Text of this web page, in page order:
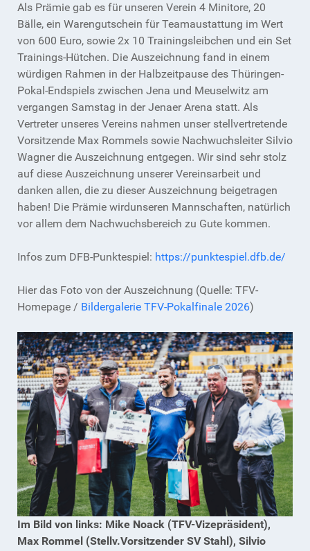
Als Prämie gab es für unseren Verein 4 Minitore, 20
Bälle, ein Warengutschein für Teamaustattung im Wert
von 600 Euro, sowie 2x 10 Trainingsleibchen und ein Set
Trainings-Hütchen. Die Auszeichnung fand in einem
würdigen Rahmen in der Halbzeitpause des Thüringen-
Pokal-Endspiels zwischen Jena und Meuselwitz am
vergangen Samstag in der Jenaer Arena statt. Als
Vertreter unseres Vereins nahmen unser stellvertretende
Vorsitzende Max Rommels sowie Nachwuchsleiter Silvio
Wagner die Auszeichnung entgegen. Wir sind sehr stolz
auf diese Auszeichnung unserer Vereinsarbeit und
danken allen, die zu dieser Auszeichnung beigetragen
haben! Die Prämie wirdunseren Mannschaften, natürlich
vor allem dem Nachwuchsbereich zu Gute kommen.
Infos zum DFB-Punktespiel: https://punktespiel.dfb.de/
Hier das Foto von der Auszeichnung (Quelle: TFV-
Homepage / Bildergalerie TFV-Pokalfinale 2026)
Im Bild von links: Mike Noack (TFV-Vizepräsident),
Max Rommel (Stellv.Vorsitzender SV Stahl), Silvio